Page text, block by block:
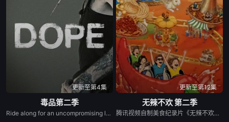
更新至第4集
毒品第二季
Ride along for an uncompromising look at the lives of those who sell, use and wage a war on drug
更新至第12集
无辣不欢 第二季
腾讯视频自制美食纪录片《无辣不欢》第二季，以"辣"为情绪钥匙，从个人感受延伸至社会群像，深入探寻这款当代"情绪释放器"如何一辣解千愁。本季我们再次出发，走遍辣域多地，用火辣风味串联市井日常与人间温情，描摹国人豁达热烈、向阳而生的生活本色。